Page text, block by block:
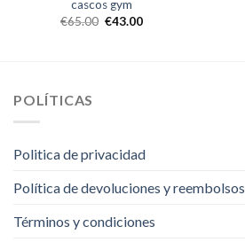
cascos gym
€65.00 €43.00
POLÍTICAS
Politica de privacidad
Política de devoluciones y reembolsos
Términos y condiciones